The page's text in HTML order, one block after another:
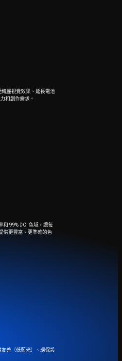
麗視覺效果、延長電池
和創作需求。
和 99% DCI 色域，讓每
供更豐富、更準確的色
善（低藍光）、環保設